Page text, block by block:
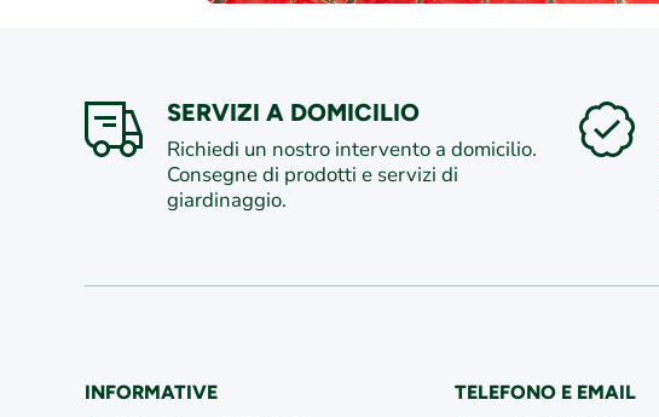
SERVIZI A DOMICILIO
Richiedi un nostro intervento a domicilio.
Consegne di prodotti e servizi di
giardinaggio.
INFORMATIVE TELEFONO E EMAIL